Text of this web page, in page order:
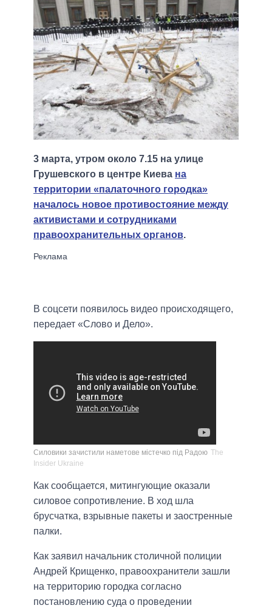
3 марта, утром около 7.15 на улице
Грушевского в центре Киева на
территории «палаточного городка»
началось новое противостояние между
активистами и сотрудниками
правоохранительных органов.
В соцсети появилось видео происходящего,
передает «Слово и Дело».
Силовики зачистили наметове містечко під Радою The
Insider Ukraine
Как сообщается, митингующие оказали
силовое сопротивление. В ход шла
брусчатка, взрывные пакеты и заостренные
палки.
Как заявил начальник столичной полиции
Андрей Крищенко, правоохранители зашли
на территорию городка согласно
постановлению суда о проведении